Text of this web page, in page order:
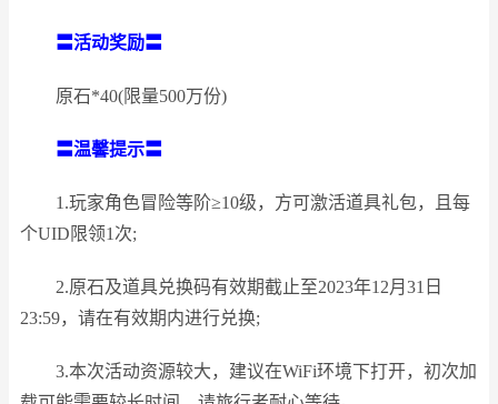
〓活动奖励〓
原石*40(限量500万份)
〓温馨提示〓
1.玩家角色冒险等阶≥10级，方可激活道具礼包，且每
个UID限领1次;
2.原石及道具兑换码有效期截止至2023年12月31日
23:59，请在有效期内进行兑换;
3.本次活动资源较大，建议在WiFi环境下打开，初次加